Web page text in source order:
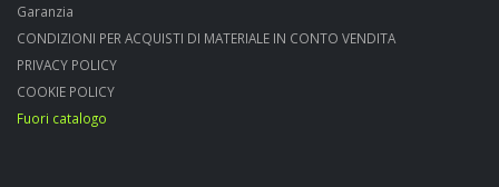
Garanzia
CONDIZIONI PER ACQUISTI DI MATERIALE IN CONTO VENDITA
PRIVACY POLICY
COOKIE POLICY
Fuori catalogo